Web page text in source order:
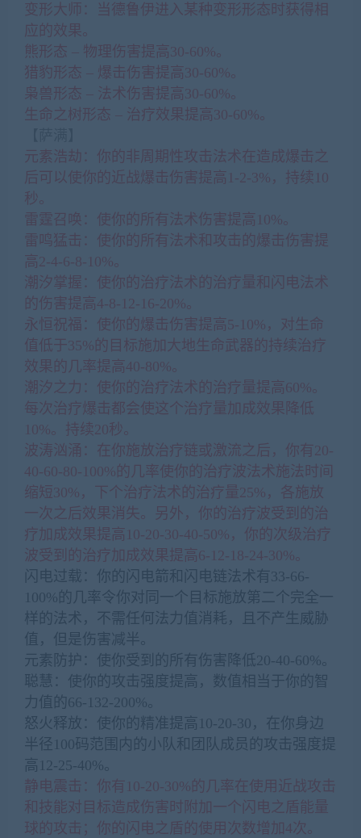
变形大师：当德鲁伊进入某种变形形态时获得相
应的效果。
熊形态 – 物理伤害提高30-60%。
猎豹形态 – 爆击伤害提高30-60%。
枭兽形态 – 法术伤害提高30-60%。
生命之树形态 – 治疗效果提高30-60%。
元素浩劫：你的非周期性攻击法术在造成爆击之
后可以使你的近战爆击伤害提高1-2-3%，持续10
秒。
雷霆召唤：使你的所有法术伤害提高10%。
雷鸣猛击：使你的所有法术和攻击的爆击伤害提
高2-4-6-8-10%。
潮汐掌握：使你的治疗法术的治疗量和闪电法术
的伤害提高4-8-12-16-20%。
永恒祝福：使你的爆击伤害提高5-10%，对生命
值低于35%的目标施加大地生命武器的持续治疗
效果的几率提高40-80%。
潮汐之力：使你的治疗法术的治疗量提高60%。
每次治疗爆击都会使这个治疗量加成效果降低
10%。持续20秒。
波涛汹涌：在你施放治疗链或激流之后，你有20-
40-60-80-100%的几率使你的治疗波法术施法时间
缩短30%，下个治疗法术的治疗量25%，各施放
一次之后效果消失。另外，你的治疗波受到的治
疗加成效果提高10-20-30-40-50%，你的次级治疗
波受到的治疗加成效果提高6-12-18-24-30%。
闪电过载：你的闪电箭和闪电链法术有33-66-
100%的几率令你对同一个目标施放第二个完全一
样的法术，不需任何法力值消耗，且不产生威胁
值，但是伤害减半。
元素防护：使你受到的所有伤害降低20-40-60%。
聪慧：使你的攻击强度提高，数值相当于你的智
力值的66-132-200%。
怒火释放：使你的精准提高10-20-30，在你身边
半径100码范围内的小队和团队成员的攻击强度提
高12-25-40%。
静电震击：你有10-20-30%的几率在使用近战攻击
和技能对目标造成伤害时附加一个闪电之盾能量
球的攻击；你的闪电之盾的使用次数增加4次。